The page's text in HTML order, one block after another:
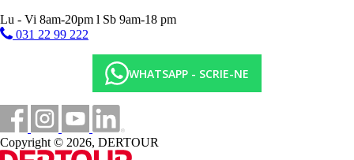
Lu - Vi 8am-20pm l Sb 9am-18 pm
031 22 99 222
WHATSAPP - SCRIE-NE
Copyright © 2026, DERTOUR